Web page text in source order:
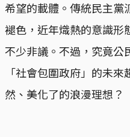
希望的載體。傳統民主黨
褪色，近年熾熱的意識形
不少非議。不過，究竟公
「社會包圍政府」的未
然、美化了的浪漫理想？